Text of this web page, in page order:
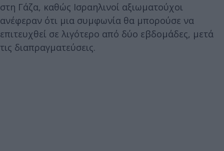
στη Γάζα, καθώς Ισραηλινοί αξιωματούχοι
ανέφεραν ότι μια συμφωνία θα μπορούσε να
επιτευχθεί σε λιγότερο από δύο εβδομάδες, μετά
τις διαπραγματεύσεις.